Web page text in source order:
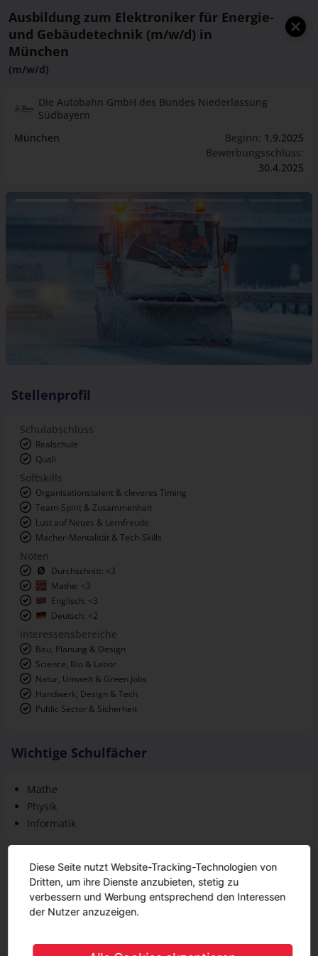
Ausbildung zum Elektroniker für Energie-
und Gebäudetechnik (m/w/d) in
München
(m/w/d)
Die Autobahn GmbH des Bundes Niederlassung
Südbayern
München
Beginn: 1.9.2025
Bewerbungsschluss:
30.4.2025
Stellenprofil
Schulabschluss
Realschule
Quali
Softskills
Organisationstalent & cleveres Timing
Team-Spirit & Zusammenhalt
Lust auf Neues & Lernfreude
Macher-Mentalität & Tech-Skills
Noten
Durchschnitt: <3
Mathe: <3
Englisch: <3
Deutsch: <2
Interessensbereiche
Bau, Planung & Design
Science, Bio & Labor
Natur, Umwelt & Green Jobs
Handwerk, Design & Tech
Public Sector & Sicherheit
Wichtige Schulfächer
Mathe
Physik
Informatik
Geschätzter Verdienst
Während der Ausbildung
1218,26 € - 1320 €
1218,26 € - 1320 €
Diese Seite nutzt Website-Tracking-Technologien von
Dritten, um ihre Dienste anzubieten, stetig zu
verbessern und Werbung entsprechend den Interessen
der Nutzer anzuzeigen.